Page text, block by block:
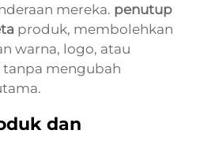
mereka. penutup
produk, membolehkan
warna, logo, atau
mengubah
dan